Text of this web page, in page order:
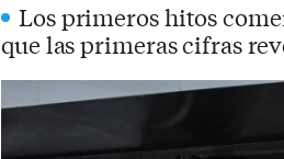
Los primeros hitos
que las primeras cifras